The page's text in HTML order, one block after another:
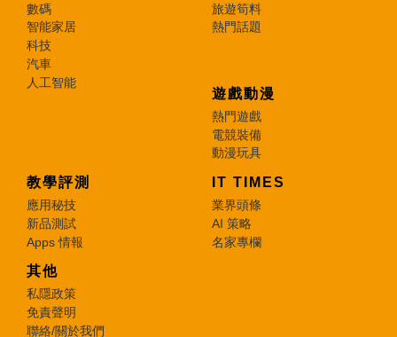
數碼
智能家居
科技
汽車
人工智能
旅遊筍料
熱門話題
遊戲動漫
熱門遊戲
電競裝備
動漫玩具
教學評測
應用秘技
新品測試
Apps 情報
IT TIMES
業界頭條
AI 策略
名家專欄
其他
私隱政策
免責聲明
聯絡/關於我們